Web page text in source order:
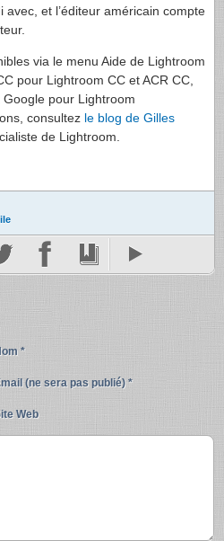
et l’éditeur américain compte
via le menu Aide de Lightroom
pour Lightroom CC et ACR CC,
pour Lightroom
consultez le blog de Gilles
de Lightroom.
*
(ne sera pas publié) *
Web